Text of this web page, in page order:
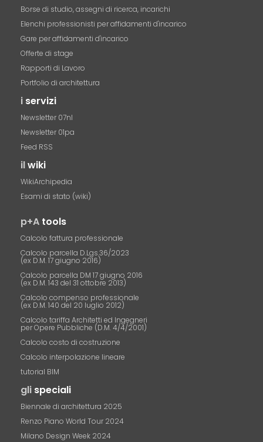
Borse di studio, assegni di ricerca, incarichi
Elenchi professionisti per affidamenti d'incarico
Gare per affidamenti d'incarico
Offerte di stage
Rapporti di Lavoro
Portfolio di architettura
i servizi
Newsletter 07nl
Newsletter 01pa
Feed RSS
ilwiki
WikiArchipedia
Esami di stato (wiki)
p+A tools
Calcolo fattura professionale
Calcolo parcella D.Lgs.36/2023
(ex D.M. 17 giugno 2016)
Calcolo parcella DM 17 giugno 2016
(ex D.M. 143 del 31 ottobre 2013)
Calcolo compenso professionale
(ex D.M. 140 del 20 luglio 2012)
Calcolo tariffa Architetti ed Ingegneri
per Opere Pubbliche (D.M. 4/4/2001)
Calcolo costo di costruzione
Calcolo interpolazione lineare
tutorial BIM
gli speciali
Biennale di architettura 2025
Renzo Piano World Tour 2024
Milano Design Week 2024